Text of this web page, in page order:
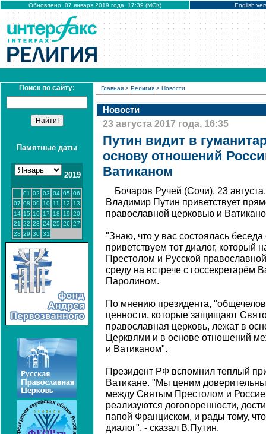
Обновлено: 07 января 2019 года, 17:39 (МСК) English
Поиск по сайту:
Памятные даты
2019
01 02 03 04 05 06
07 08 09 10 11 12
13
14 15 16 17 18 19 20
21 22 23 24 25 26 27
28 29 30 31
Главная > Религия > Новости
Новости
23 августа 2017 года, 16:35
Путин видит в
основу отношений
Ватиканом
Бочаров Ручей (Сочи). 23
Владимир Путин приветствует
православной церковью и
"Знаю, что у вас состоялась
приветствуем тот диалог,
Престолом и Русской
среду на встрече с госсекретарём
Паролином.
По мнению президента,
ценности, которые защищают
православная церковь, лежат в
Церквями и в основе отношений
и Ватиканом".
Президент РФ вспомнил теплый
Ватикане. "Мы ценим
между Святым Престолом и
реализуются договоренности,
папой Франциском, и рады тому,
диалог", - сказал В.Путин.